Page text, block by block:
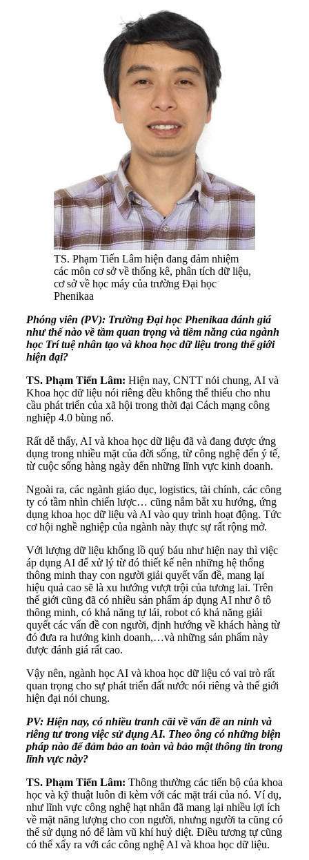
TS. Phạm Tiến Lâm hiện đang đảm nhiệm
các môn cơ sở về thống kê, phân tích dữ liệu,
cơ sở về học máy của trường Đại học
Phenikaa
Phóng viên (PV): Trường Đại học Phenikaa đánh giá
như thế nào về tầm quan trọng và tiềm năng của ngành
học Trí tuệ nhân tạo và khoa học dữ liệu trong thế giới
hiện đại?
TS. Phạm Tiến Lâm: Hiện nay, CNTT nói chung, AI và
Khoa học dữ liệu nói riêng đều không thể thiếu cho nhu
cầu phát triển của xã hội trong thời đại Cách mạng công
nghiệp 4.0 bùng nổ.
Rất dễ thấy, AI và khoa học dữ liệu đã và đang được ứng
dụng trong nhiều mặt của đời sống, từ công nghệ đến ý tế,
từ cuộc sống hàng ngày đến những lĩnh vực kinh doanh.
Ngoài ra, các ngành giáo dục, logistics, tài chính, các công
ty có tầm nhìn chiến lược… cũng nắm bắt xu hướng, ứng
dụng khoa học dữ liệu và AI vào quy trình hoạt động. Tức
cơ hội nghề nghiệp của ngành này thực sự rất rộng mở.
Với lượng dữ liệu khổng lồ quý báu như hiện nay thì việc
áp dụng AI để xử lý từ đó thiết kế nên những hệ thống
thông minh thay con người giải quyết vấn đề, mang lại
hiệu quả cao sẽ là xu hướng vượt trội của tương lai. Trên
thế giới cũng đã có nhiều sản phẩm áp dụng AI như ô tô
thông minh, có khả năng tự lái, robot có khả năng giải
quyết các vấn đề con người, định hướng về khách hàng từ
đó đưa ra hướng kinh doanh,…và những sản phẩm này
được đánh giá rất cao.
Vậy nên, ngành học AI và khoa học dữ liệu có vai trò rất
quan trọng cho sự phát triển đất nước nói riêng và thế giới
hiện đại nói chung.
PV: Hiện nay, có nhiều tranh cãi về vấn đề an ninh và
riêng tư trong việc sử dụng AI. Theo ông có những biện
pháp nào để đảm bảo an toàn và bảo mật thông tin trong
lĩnh vực này?
TS. Phạm Tiến Lâm: Thông thường các tiến bộ của khoa
học và kỹ thuật luôn đi kèm với các mặt trái của nó. Ví dụ,
như lĩnh vực công nghệ hạt nhân đã mang lại nhiều lợi ích
về mặt năng lượng cho con người, nhưng người ta cũng có
thể sử dụng nó để làm vũ khí huỷ diệt. Điều tương tự cũng
có thể xẩy ra với các công nghệ AI và khoa học dữ liệu.